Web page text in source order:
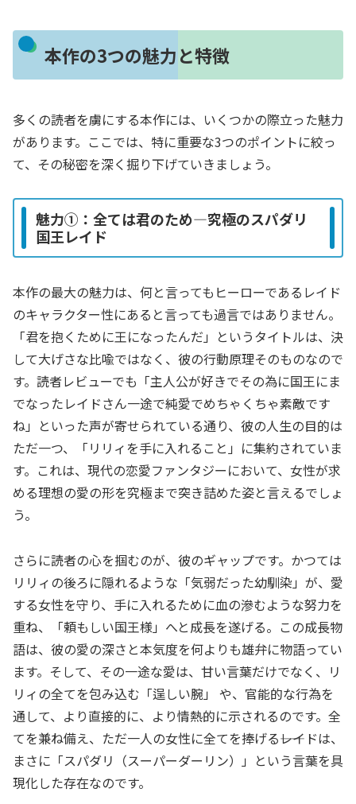
本作の3つの魅力と特徴
多くの読者を虜にする本作には、いくつかの際立った魅力
があります。ここでは、特に重要な3つのポイントに絞っ
て、その秘密を深く掘り下げていきましょう。
魅力①：全ては君のため―究極のスパダリ
国王レイド
本作の最大の魅力は、何と言ってもヒーローであるレイド
のキャラクター性にあると言っても過言ではありません。
「君を抱くために王になったんだ」というタイトルは、決
して大げさな比喩ではなく、彼の行動原理そのものなので
す。読者レビューでも「主人公が好きでその為に国王にま
でなったレイドさん一途で純愛でめちゃくちゃ素敵です
ね」といった声が寄せられている通り、彼の人生の目的は
ただ一つ、「リリィを手に入れること」に集約されていま
す。これは、現代の恋愛ファンタジーにおいて、女性が求
める理想の愛の形を究極まで突き詰めた姿と言えるでしょ
う。
さらに読者の心を掴むのが、彼のギャップです。かつては
リリィの後ろに隠れるような「気弱だった幼馴染」が、愛
する女性を守り、手に入れるために血の滲むような努力を
重ね、「頼もしい国王様」へと成長を遂げる。この成長物
語は、彼の愛の深さと本気度を何よりも雄弁に物語ってい
ます。そして、その一途な愛は、甘い言葉だけでなく、リ
リィの全てを包み込む「逞しい腕」 や、官能的な行為を
通して、より直接的に、より情熱的に示されるのです。全
てを兼ね備え、ただ一人の女性に全てを捧げる――レイドは、
まさに「スパダリ（スーパーダーリン）」という言葉を具
現化した存在なのです。